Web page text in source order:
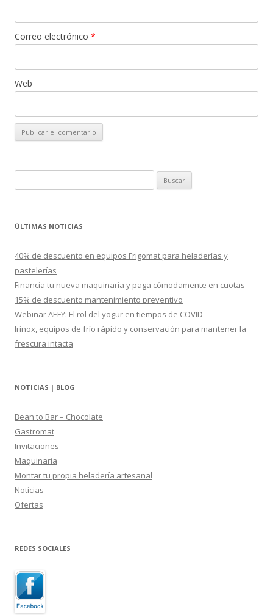
Correo electrónico *
Web
u
c
r
ÚLTIMAS NOTICIAS
40% de descuento en equipos Frigomat para heladerías y
pastelerías
Financia tu nueva maquinaria y paga cómodamente en cuotas
15% de descuento mantenimiento preventivo
Webinar AEFY: El rol del yogur en tiempos de COVID
Irinox, equipos de frío rápido y conservación para mantener la
frescura intacta
NOTICIAS | BLOG
Bean to Bar – Chocolate
Gastromat
Invitaciones
Maquinaria
Montar tu propia heladería artesanal
Noticias
Ofertas
REDES SOCIALES